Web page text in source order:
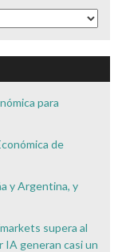
para
de
y Argentina, y
supera al
IA generan casi un